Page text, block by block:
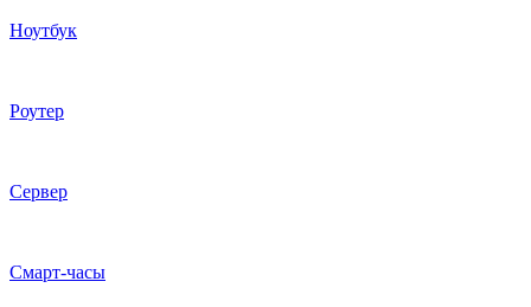
Ноутбук
Роутер
Сервер
Смарт-часы